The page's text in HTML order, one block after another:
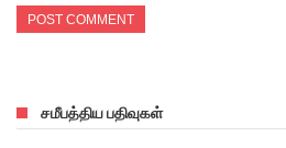
சமீபத்திய பதிவுகள்